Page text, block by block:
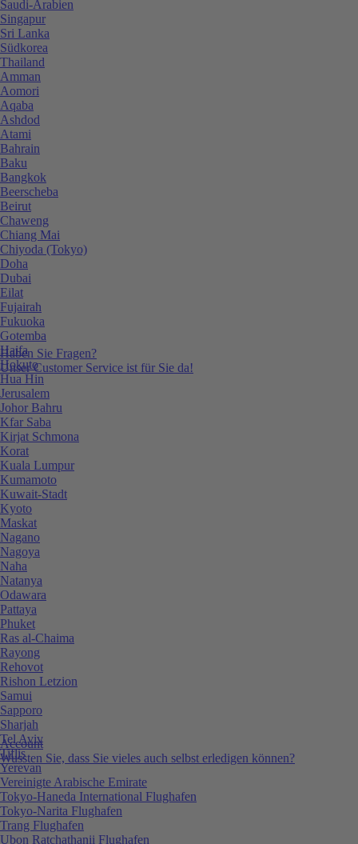
Haben Sie Fragen?
Unser Customer Service ist für Sie da!
Account
Wussten Sie, dass Sie vieles auch selbst erledigen können?
Saudi-Arabien
Singapur
Sri Lanka
Südkorea
Thailand
Amman
Aomori
Aqaba
Ashdod
Atami
Bahrain
Baku
Bangkok
Beerscheba
Beirut
Chaweng
Chiang Mai
Chiyoda (Tokyo)
Doha
Dubai
Eilat
Fujairah
Fukuoka
Gotemba
Haifa
Hokuto
Hua Hin
Jerusalem
Johor Bahru
Kfar Saba
Kirjat Schmona
Korat
Kuala Lumpur
Kumamoto
Kuwait-Stadt
Kyoto
Maskat
Nagano
Nagoya
Naha
Natanya
Odawara
Pattaya
Phuket
Ras al-Chaima
Rayong
Rehovot
Rishon Letzion
Samui
Sapporo
Sharjah
Tel Aviv
Tiflis
Yerevan
Vereinigte Arabische Emirate
Tokyo-Haneda International Flughafen
Tokyo-Narita Flughafen
Trang Flughafen
Ubon Ratchathanii Flughafen